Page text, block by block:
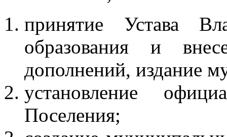
принятие Устава
образования и
дополнений, издание
установление
Поселения;